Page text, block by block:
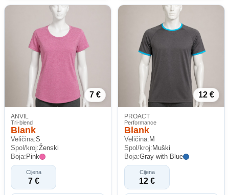
7 €
ANVIL
Tri-blend
Blank
Veličina:S
Spol/kroj:Ženski
Boja: Pink
Cijena
7 €
12 €
PROACT
Performance
Blank
Veličina: M
Spol/kroj: Muški
Boja:Gray with Blue
Cijena
12 €